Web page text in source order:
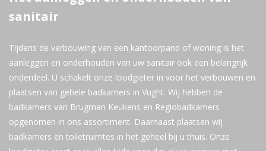
sanitair
Tijdens de verbouwing van een kantoorpand of woning is het
aanleggen en onderhouden van uw sanitair ook een belangrijk
onderdeel. U schakelt onze loodgieter in voor het verbouwen en
plaatsen van gehele badkamers in Vught. Wij hebben de
badkamers van Brugman Keukens en Regiobadkamers
opgenomen in ons assortiment. Daarnaast plaatsen wij
badkamers en toiletruimtes in het geheel bij u thuis. Onze